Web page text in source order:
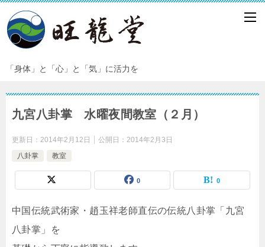
「身体」と「心」と「気」に活力を
九宮八卦掌 水曜夜間教室（２月）
更新日： 2014年2月12日 公開日： 2014年2月3日
八卦掌
教室
0 0
中国伝統武術家・趙玉祥老師直伝の伝統八卦掌「九宮
八卦掌」を